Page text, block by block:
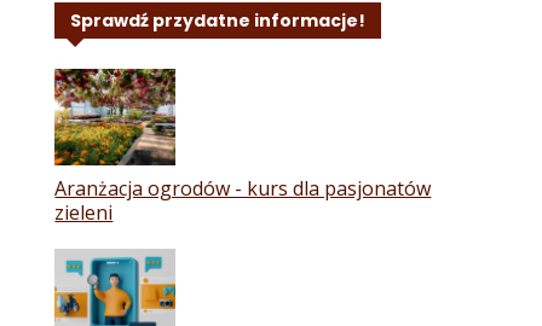
Sprawdź przydatne informacje!
Aranżacja ogrodów - kurs dla pasjonatów
zieleni